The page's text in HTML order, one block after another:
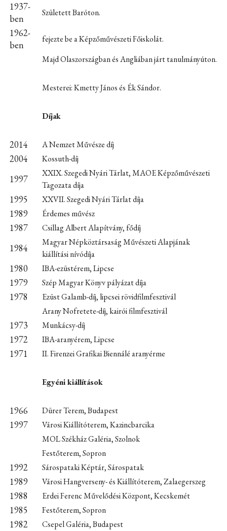
1937-
ben
Született Baróton.
1962-
ben
fejezte be a Képzőművészeti Főiskolát.
Majd Olaszországban és Angliában járt tanulmányúton.
Mesterei: Kmetty János és Ék Sándor.
Díjak
2014 A Nemzet Művésze díj
2004 Kossuth-díj
1997
XXIX. Szegedi Nyári Tárlat, MAOE Képzőművészeti
Tagozata díja
1995 XXVII. Szegedi Nyári Tárlat díja
1989 Érdemes művész
1987 Csillag Albert Alapítvány, fődíj
1984
Magyar Népköztársaság Művészeti Alapjának
kiállítási nívódíja
1980 IBA-ezüstérem, Lipcse
1979 Szép Magyar Könyv pályázat díja
1978
Ezüst Galamb-díj, lipcsei rövidfilmfesztivál
Arany Nofretete-díj, kairói filmfesztivál
1973 Munkácsy-díj
1972 IBA-aranyérem, Lipcse
1971 II. Firenzei Grafikai Biennálé aranyérme
Egyéni kiállítások
1966 Dürer Terem, Budapest
1997
Városi Kiállítóterem, Kazincbarcika
MOL Székház Galéria, Szolnok
Festőterem, Sopron
1992 Sárospataki Képtár, Sárospatak
1989 Városi Hangverseny- és Kiállítóterem, Zalaegerszeg
1988 Erdei Ferenc Művelődési Központ, Kecskemét
1985 Festőterem, Sopron
1982 Csepel Galéria, Budapest